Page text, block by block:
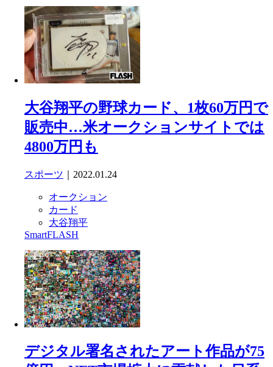
大谷翔平の野球カード、1枚60万円で
販売中…米オークションサイトでは
4800万円も
スポーツ ｜2022.01.24
オークション
カード
大谷翔平
SmartFLASH
デジタル署名されたアート作品が75